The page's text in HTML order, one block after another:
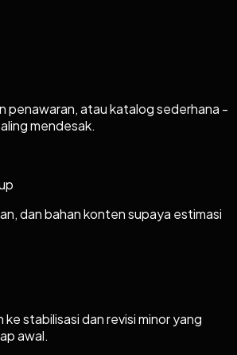
penawaran, atau katalog sederhana -
mendesak.
dan bahan konten supaya estimasi
stabilisasi dan revisi minor yang
awal.